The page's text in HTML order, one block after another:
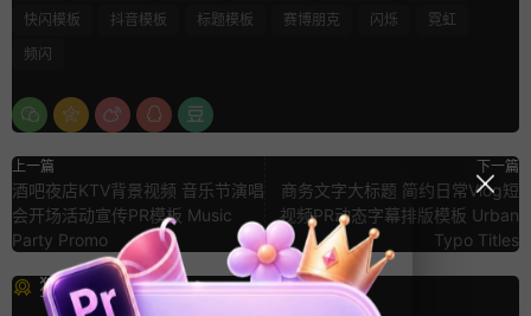
快闪模板
抖音模板 标题模板 赛博朋克 闪烁
霓虹
频闪
上一篇
酒吧夜店KTV背景视频 音乐节演唱
会开场活动宣传PR模板 Music
Party Promo
下一篇
商务文字大标题 简约日常Vlog短
视频PR动态字幕排版模板 Urban
Typo Titles
猜你喜欢